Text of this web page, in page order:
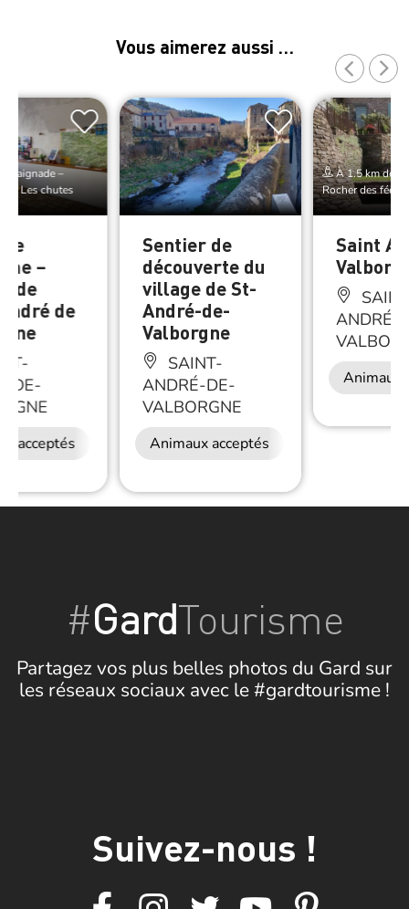
Vous aimerez aussi …
Baignade –
/ Les chutes
–
de
de
DE-
acceptés
Sentier de
découverte du
village de St-
André-de-
Valborgne
SAINT-
ANDRÉ-DE-
VALBORGNE
Animaux acceptés
À 1.5 km de
Rocher des fées
Saint
ANDRÉ-
Animaux
#GardTourisme
Partagez vos plus belles photos du Gard sur
les réseaux sociaux avec le #gardtourisme !
Suivez-nous !